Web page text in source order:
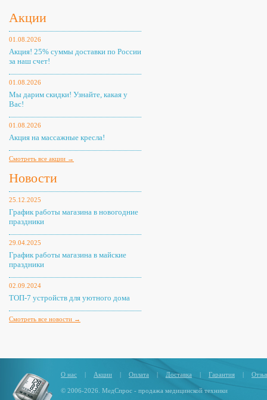
Акции
01.08.2026
Акция! 25% суммы доставки по России
за наш счет!
01.08.2026
Мы дарим скидки! Узнайте, какая у
Вас!
01.08.2026
Акция на массажные кресла!
Смотреть все акции →
Новости
25.12.2025
График работы магазина в новогодние
праздники
29.04.2025
График работы магазина в майские
праздники
02.09.2024
ТОП-7 устройств для уютного дома
Смотреть все новости →
О нас | Акции | Оплата | Доставка | Гарантия |
© 2006-2026. МедСпрос - продажа медицинской техники